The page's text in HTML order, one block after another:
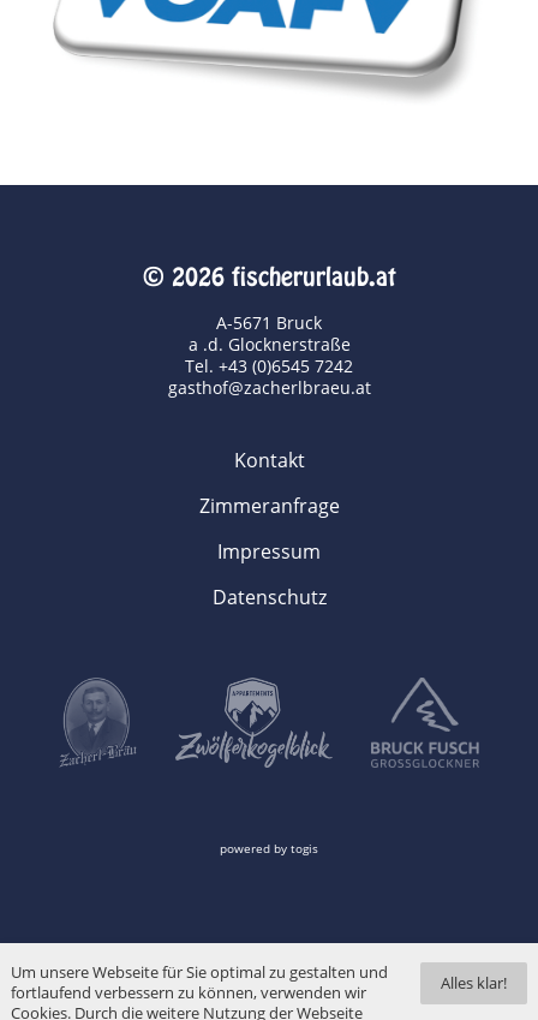
© 2026 fischerurlaub.at
A-5671 Bruck
a .d. Glocknerstraße
Tel. +43 (0)6545 7242
gasthof@zacherlbraeu.at
Kontakt
Zimmeranfrage
Impressum
Datenschutz
powered by togis
Alles klar!
Um unsere Webseite für Sie optimal zu gestalten und
fortlaufend verbessern zu können, verwenden wir
Cookies. Durch die weitere Nutzung der Webseite